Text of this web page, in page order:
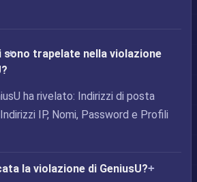
sono trapelate nella violazione
ha rivelato: Indirizzi di posta
IP, Nomi, Password e Profili
la violazione di GeniusU?